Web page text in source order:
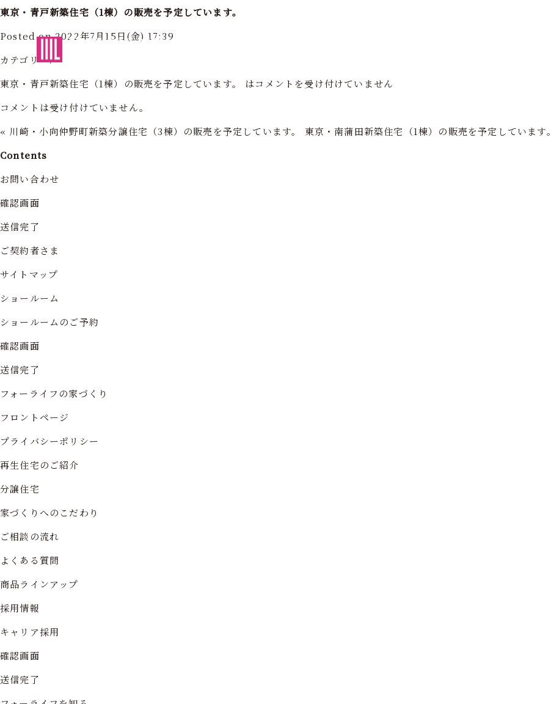
東京・神奈川の住まいを創造する
東京・青戸新築住宅（1棟）の販売を予定しています。
Posted on 2022年7月15日(金) 17:39
カテゴリー:
東京・青戸新築住宅（1棟）の販売を予定しています。 はコメントを受け付けていません
コメントは受け付けていません。
« 川崎・小向仲野町新築分譲住宅（3棟）の販売を予定しています。 東京・南蒲田新築住宅（1棟）の販売を予定しています。
Contents
お問い合わせ
確認画面
送信完了
ご契約者さま
サイトマップ
ショールーム
ショールームのご予約
確認画面
送信完了
フォーライフの家づくり
フロントページ
プライバシーポリシー
再生住宅のご紹介
分譲住宅
家づくりへのこだわり
ご相談の流れ
よくある質問
商品ラインアップ
採用情報
キャリア採用
確認画面
送信完了